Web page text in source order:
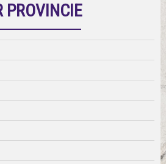
PROVINCIE